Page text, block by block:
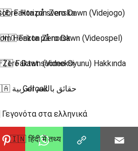
Horizon Zero Dawn (Videjogo)
Horizon Zero Dawn (Videospel)
Dawn (Video Oyunu) Hakkında
Gerçek
Fakta på svenska
🇳🇴 Fakta på norsk
Faktat suomeksi
🇸🇦 حقائق باللغة العربية
στα ελληνικά
🇮🇳 हिंदी में तथ्य